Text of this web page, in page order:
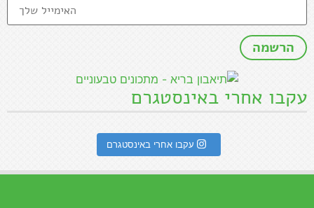
עקבו אחרי באינסטגרם
עקבו אחרי באינסטגרם